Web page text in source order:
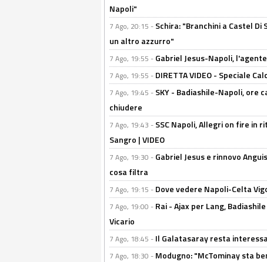
Napoli"
7 Ago, 20:15 - Schira: "Branchini a Castel
un altro azzurro"
7 Ago, 19:55 - Gabriel Jesus-Napoli,
7 Ago, 19:55 - DIRETTA VIDEO - Speciale
7 Ago, 19:45 - SKY - Badiashile-Napoli,
chiudere
7 Ago, 19:43 - SSC Napoli, Allegri on fire in
Sangro | VIDEO
7 Ago, 19:30 - Gabriel Jesus e rinnovo
cosa filtra
7 Ago, 19:15 - Dove vedere Napoli-Celta
7 Ago, 19:00 - Rai - Ajax per Lang,
Vicario
7 Ago, 18:45 - Il Galatasaray resta
7 Ago, 18:30 - Modugno: "McTominay sta